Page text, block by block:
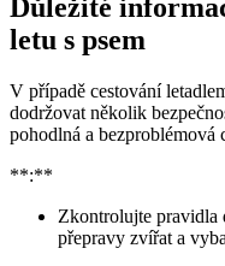
Důležité
letu s psem
V případě cestování
dodržovat několik
pohodlná a bezproblémová
**:**
Zkontrolujte pravidla
přepravy zvířat a